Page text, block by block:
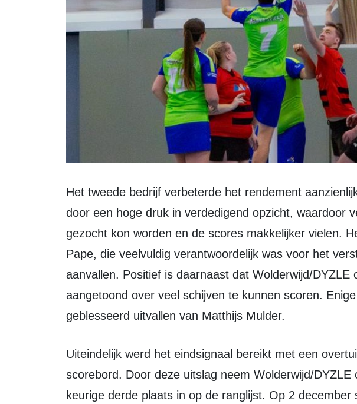
Het tweede bedrijf verbeterde het rendement aanzienlijk. Met name kwam dit
door een hoge druk in verdedigend opzicht, waardoor
gezocht kon worden en de scores makkelijker vielen.
Pape, die veelvuldig verantwoordelijk was voor het
aanvallen. Positief is daarnaast dat Wolderwijd/DYZLE
aangetoond over veel schijven te kunnen scoren.
geblesseerd uitvallen van Matthijs Mulder.
Uiteindelijk werd het eindsignaal bereikt met een overtuigende 23-8 op het
scorebord. Door deze uitslag neem Wolderwijd/DYZLE
keurige derde plaats in op de ranglijst. Op 2 december